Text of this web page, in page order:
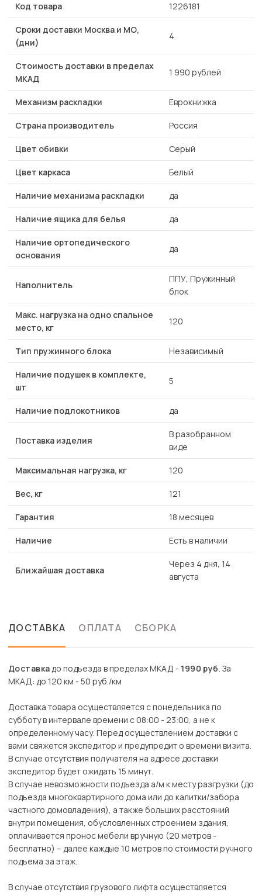
Код товара 1226181
Сроки доставки Москва и МО,
(дни)
4
Стоимость доставки в пределах
МКАД
1 990 рублей
Механизм раскладки Еврокнижка
Страна производитель Россия
Цвет обивки Серый
Цвет каркаса Белый
Наличие механизма раскладки да
Наличие ящика для белья да
Наличие ортопедического
основания
да
Наполнитель
ППУ, Пружинный
блок
Макс. нагрузка на одно спальное
место, кг
120
Тип пружинного блока Независимый
Наличие подушек в комплекте,
шт
5
Наличие подлокотников да
Поставка изделия
В разобранном
виде
Максимальная нагрузка, кг 120
Вес, кг 121
Гарантия 18 месяцев
Наличие Есть в наличии
Ближайшая доставка
Через 4 дня, 14
августа
ДОСТАВКА ОПЛАТА СБОРКА
Доставкадо подъезда в пределах МКАД - 1990 руб. За
МКАД: до 120 км - 50 руб./км
Доставка товара осуществляется с понедельника по
субботу в интервале времени с 08:00 - 23:00, а не к
определенному часу. Перед осуществлением доставки с
вами свяжется экспедитор и предупредит о времени визита.
В случае отсутствия получателя на адресе доставки
экспедитор будет ожидать 15 минут.
В случае невозможности подъезда а/м к месту разгрузки (до
подъезда многоквартирного дома или до калитки/забора
частного домовладения), а также больших расстояний
внутри помещения, обусловленных строением здания,
оплачивается пронос мебели вручную (20 метров -
бесплатно) – далее каждые 10 метров по стоимости ручного
подъема за этаж.
В случае отсутствия грузового лифта осуществляется